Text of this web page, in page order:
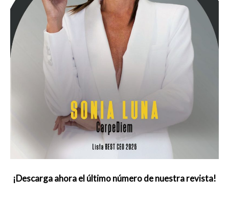
¡Descarga ahora el último número de nuestra revista!